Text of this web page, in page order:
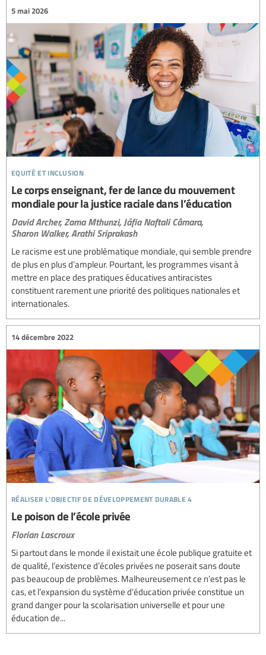
equité et inclusion
5 mai 2026
Le corps enseignant, fer de lance du mouvement
mondiale pour la justice raciale dans l’éducation
David Archer,Zama Mthunzi,Jáfia Naftali Câmara,
Sharon Walker,Arathi Sriprakash
Le racisme est une problématique mondiale, qui semble prendre
de plus en plus d’ampleur. Pourtant, les programmes visant à
mettre en place des pratiques éducatives antiracistes
constituent rarement une priorité des politiques nationales et
internationales.
réaliser l’objectif de développement durable 4
14 décembre 2022
Le poison de l’école privée
Florian Lascroux
Si partout dans le monde il existait une école publique gratuite et
de qualité, l’existence d’écoles privées ne poserait sans doute
pas beaucoup de problèmes. Malheureusement ce n’est pas le
cas, et l’expansion du système d’éducation privée constitue un
grand danger pour la scolarisation universelle et pour une
éducation de...